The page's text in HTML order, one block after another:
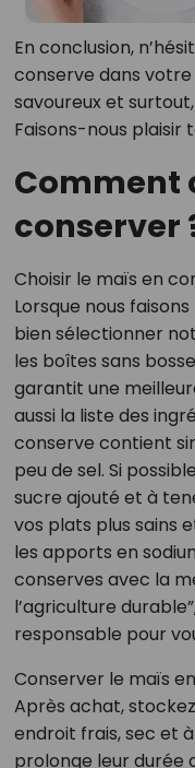
En conclusion,
conserve dans votre
savoureux et
Faisons-nous plaisir
Comment
conserver
Choisir le maïs en
Lorsque nous
bien sélectionner
les boîtes sans
garantit une
aussi la liste des
conserve contient
peu de sel. Si
sucre ajouté et à
vos plats plus sains
les apports en
conserves avec la
l’agriculture
responsable pour
Conserver le maïs
Après achat,
endroit frais, sec et
prolonge leur durée